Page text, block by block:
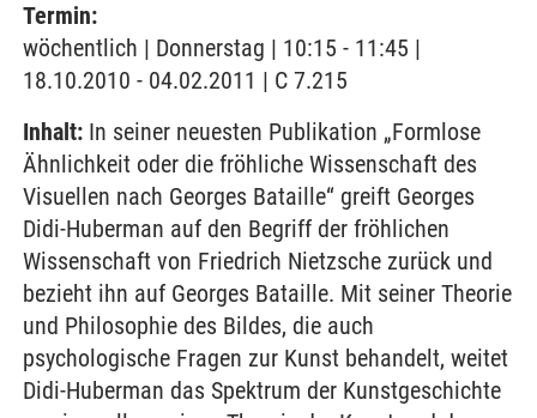
Termin:
wöchentlich | Donnerstag | 10:15 - 11:45 |
18.10.2010 - 04.02.2011 | C 7.215
Inhalt: In seiner neuesten Publikation „Formlose
Ähnlichkeit oder die fröhliche Wissenschaft des
Visuellen nach Georges Bataille“ greift Georges
Didi-Huberman auf den Begriff der fröhlichen
Wissenschaft von Friedrich Nietzsche zurück und
bezieht ihn auf Georges Bataille. Mit seiner Theorie
und Philosophie des Bildes, die auch
psychologische Fragen zur Kunst behandelt, weitet
Didi-Huberman das Spektrum der Kunstgeschichte